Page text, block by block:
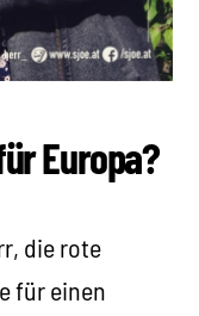
Europa?
die rote
für einen